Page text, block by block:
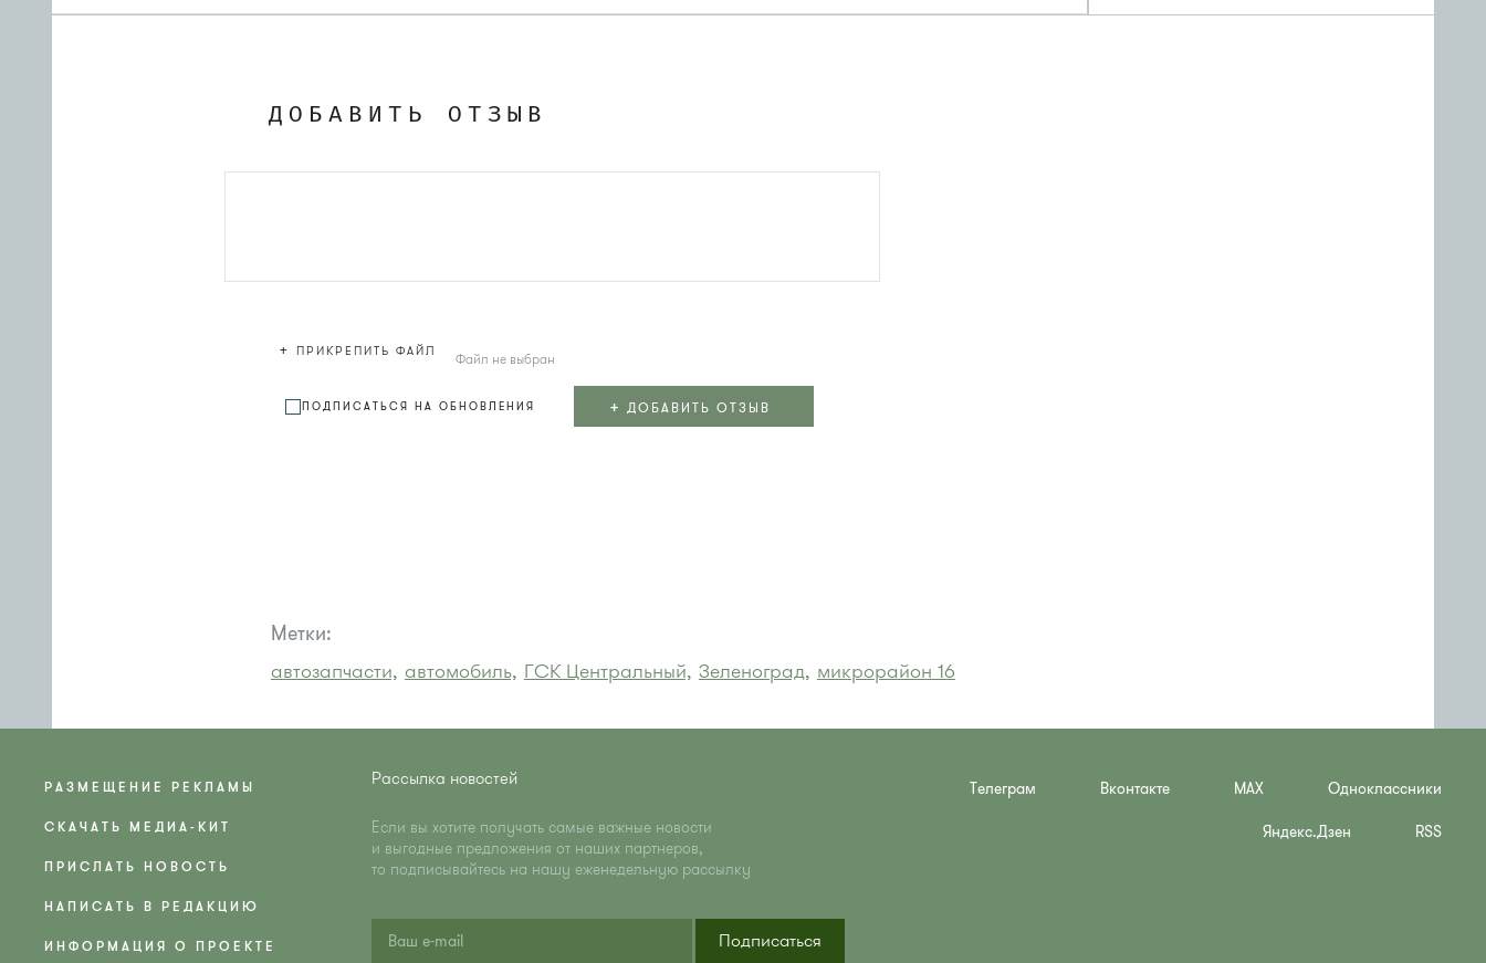
ДОБАВИТЬ ОТЗЫВ
+ ПРИКРЕПИТЬ ФАЙЛ Файл не выбран
ПОДПИСАТЬСЯ НА ОБНОВЛЕНИЯ + ДОБАВИТЬ ОТЗЫВ
Метки:
автозапчасти, автомобиль, ГСК Центральный, Зеленоград, микрорайон 16
РАЗМЕЩЕНИЕ РЕКЛАМЫ
СКАЧАТЬ МЕДИА-КИТ
ПРИСЛАТЬ НОВОСТЬ
НАПИСАТЬ В РЕДАКЦИЮ
ИНФОРМАЦИЯ О ПРОЕКТЕ
Рассылка новостей
Если вы хотите получать самые важные новости
и выгодные предложения от наших партнеров,
то подписывайтесь на нашу еженедельную рассылку
Подписаться
Телеграм Вконтакте MAX Одноклассники
Яндекс.Дзен RSS